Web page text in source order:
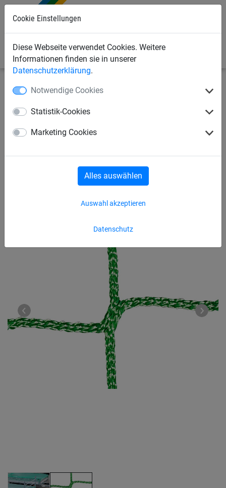
Cookie Einstellungen
Diese Webseite verwendet Cookies. Weitere
Informationen finden sie in unserer
Datenschutzerklärung.
Notwendige Cookies
Statistik-Cookies
Marketing Cookies
Datenschutz
Auswahl akzeptieren
Alles auswählen
Industrienetze Abdecknetze und -planen Abdecknetze
Abdecknetz ø 3 mm aus
Polypropylen, Größe 3 x 4 m